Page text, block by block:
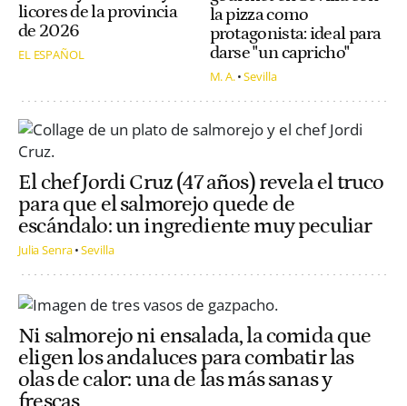
licores de la provincia
de 2026
EL ESPAÑOL
la pizza como
protagonista: ideal para
darse "un capricho"
M. A. Sevilla
El chef Jordi Cruz (47 años) revela el truco
para que el salmorejo quede de
escándalo: un ingrediente muy peculiar
Julia Senra Sevilla
Ni salmorejo ni ensalada, la comida que
eligen los andaluces para combatir las
olas de calor: una de las más sanas y
frescas